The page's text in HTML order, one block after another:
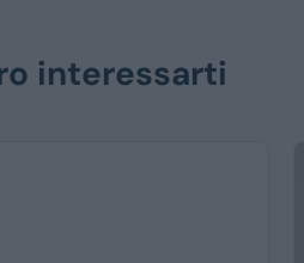
interessarti